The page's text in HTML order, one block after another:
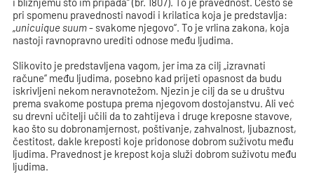
pri spomenu pravednosti navodi i krilatica koja je predstavlja:
„unicuique suum- svakome njegovo“. To je vrlina zakona, koja
nastoji ravnopravno urediti odnose među ljudima.
Slikovito je predstavljena vagom, jer ima za cilj „izravnati
račune“ među ljudima, posebno kad prijeti opasnost da budu
iskrivljeni nekom neravnotežom. Njezin je cilj da se u društvu
prema svakome postupa prema njegovom dostojanstvu. Ali već
su drevni učitelji učili da to zahtijeva i druge kreposne stavove,
kao što su dobronamjernost, poštivanje, zahvalnost, ljubaznost,
čestitost, dakle kreposti koje pridonose dobrom suživotu među
ljudima. Pravednost je krepost koja služi dobrom suživotu među
ljudima.